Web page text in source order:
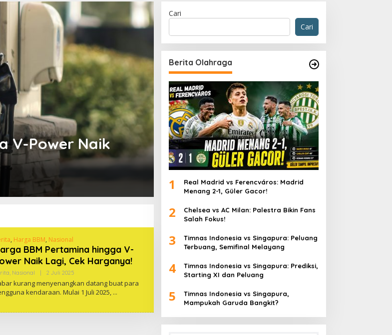
V-Power Naik
, Harga BBM, Nasional
BBM Pertamina hingga V-
Naik Lagi, Cek Harganya!
Nasional | 2 Juli 2025Oleh
kurang menyenangkan datang buat para
kendaraan. Mulai 1 Juli 2025,
Cari
Cari
Berita Olahraga
1
Real Madrid vs Ferencváros: Madrid
Menang 2-1, Güler Gacor!
2
Chelsea vs AC Milan: Palestra Bikin Fans
Salah Fokus!
3
Timnas Indonesia vs Singapura: Peluang
Terbuang, Semifinal Melayang
4
Timnas Indonesia vs Singapura: Prediksi,
Starting XI dan Peluang
5
Timnas Indonesia vs Singapura,
Mampukah Garuda Bangkit?